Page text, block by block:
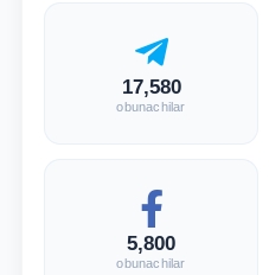
17,580
obunachilar
5,800
obunachilar